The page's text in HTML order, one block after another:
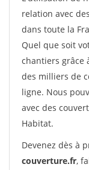
relation avec
dans toute la
Quel que soit
chantiers grâce
des milliers de
ligne. Nous
avec des
Habitat.
Devenez dès à
couverture.fr,